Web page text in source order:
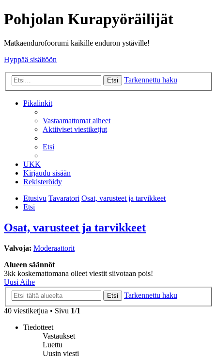
Pohjolan Kurapyöräilijät
Matkaendurofoorumi kaikille enduron ystäville!
Hyppää sisältöön
Etsi Tarkennettu haku
Pikalinkit
Vastaamattomat aiheet
Aktiiviset viestiketjut
Etsi
UKK
Kirjaudu sisään
Rekisteröidy
Etusivu Tavaratori Osat, varusteet ja tarvikkeet
Etsi
Osat, varusteet ja tarvikkeet
Valvoja: Moderaattorit
Alueen säännöt
3kk koskemattomana olleet viestit siivotaan pois!
Uusi Aihe
Etsi
Tarkennettu haku
40 viestiketjua • Sivu 1/1
Tiedotteet
Vastaukset
Luettu
Uusin viesti